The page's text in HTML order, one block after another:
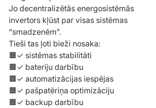
Jo decentralizētās energosistēmās
invertors kļūst par visas sistēmas
“smadzenēm”.
Tieši tas ļoti bieži nosaka:
🟧✓ sistēmas stabilitāti
🟧✓ bateriju darbību
🟧✓ automatizācijas iespējas
🟧✓ pašpatēriņa optimizāciju
🟧✓ backup darbību